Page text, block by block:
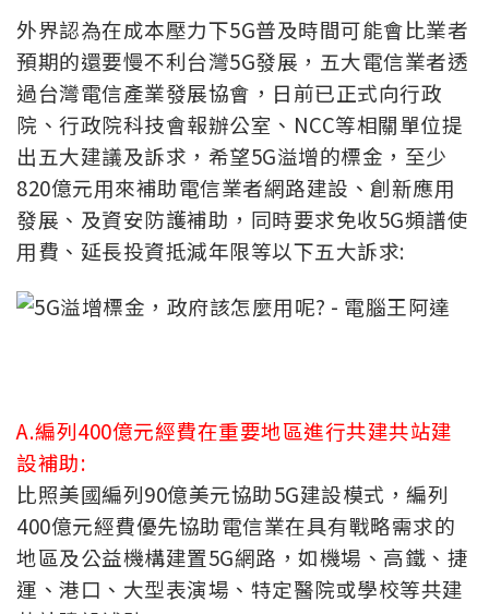
外界認為在成本壓力下5G普及時間可能會比業者
預期的還要慢不利台灣5G發展，五大電信業者透
過台灣電信產業發展協會，日前已正式向行政
院、行政院科技會報辦公室、NCC等相關單位提
出五大建議及訴求，希望5G溢增的標金，至少
820億元用來補助電信業者網路建設、創新應用
發展、及資安防護補助，同時要求免收5G頻譜使
用費、延長投資抵減年限等以下五大訴求:
A.編列400億元經費在重要地區進行共建共站建
設補助:
比照美國編列90億美元協助5G建設模式，編列
400億元經費優先協助電信業在具有戰略需求的
地區及公益機構建置5G網路，如機場、高鐵、捷
運、港口、大型表演場、特定醫院或學校等共建